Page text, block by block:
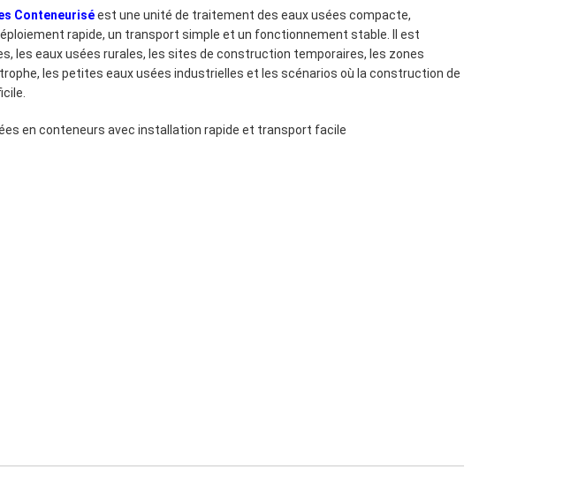
Conteneuriséest une unité de traitement des eaux usées compacte,
rapide, un transport simple et un fonctionnement stable. Il est
les eaux usées rurales, les sites de construction temporaires, les zones
les petites eaux usées industrielles et les scénarios où la construction de